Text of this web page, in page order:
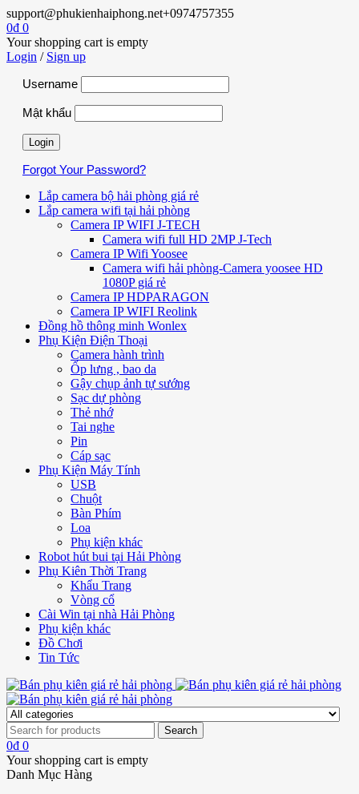
support@phukienhaiphong.net+0974757355
0₫ 0
Your shopping cart is empty
Login / Sign up
Username
Mật khẩu
Forgot Your Password?
Lắp camera bộ hải phòng giá rẻ
Lắp camera wifi tại hải phòng
Camera IP WIFI J-TECH
Camera wifi full HD 2MP J-Tech
Camera IP Wifi Yoosee
Camera wifi hải phòng-Camera yoosee HD
1080P giá rẻ
Camera IP HDPARAGON
Camera IP WIFI Reolink
Đồng hồ thông minh Wonlex
Phụ Kiện Điện Thoại
Camera hành trình
Ốp lưng , bao da
Gậy chụp ảnh tự sướng
Sạc dự phòng
Thẻ nhớ
Tai nghe
Pin
Cáp sạc
Phụ Kiện Máy Tính
USB
Chuột
Bàn Phím
Loa
Phụ kiện khác
Robot hút bui tại Hải Phòng
Phụ Kiên Thời Trang
Khẩu Trang
Vòng cổ
Cài Win tại nhà Hải Phòng
Phụ kiện khác
Đồ Chơi
Tin Tức
0₫ 0
Your shopping cart is empty
Danh Mục Hàng